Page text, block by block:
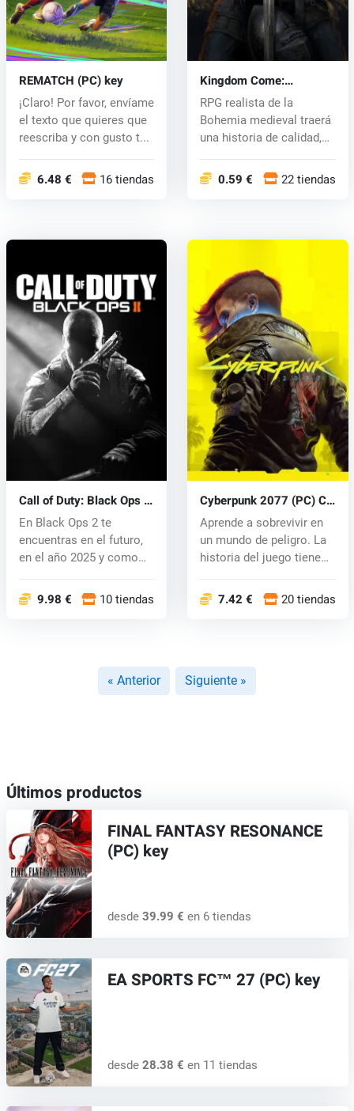
REMATCH (PC) key
¡Claro! Por favor, envíame
el texto que quieres que
reescriba y con gusto t...
6.48 € 16 tiendas
Kingdom Come:
Deliverance (PC) CD key
RPG realista de la
Bohemia medieval traerá
una historia de calidad,
0.59 € 22 tiendas
Call of Duty: Black Ops 2
(PC) CD key
En Black Ops 2 te
encuentras en el futuro,
en el año 2025 y como
9.98 € 10 tiendas
Cyberpunk 2077 (PC) CD
key
Aprende a sobrevivir en
un mundo de peligro. La
historia del juego tiene
7.42 € 20 tiendas
« Anterior Siguiente »
Últimos productos
FINAL FANTASY RESONANCE
(PC) key
desde 39.99 € en 6 tiendas
EA SPORTS FC™ 27 (PC) key
desde 28.38 € en 11 tiendas